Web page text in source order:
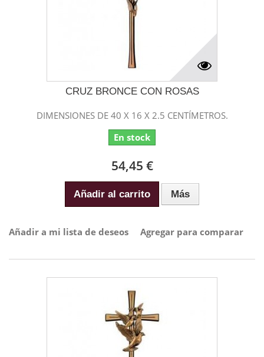
CRUZ BRONCE CON ROSAS
DIMENSIONES DE 40 X 16 X 2.5 CENTÍMETROS.
En stock
54,45 €
Añadir al carrito Más
Añadir a mi lista de deseos Agregar para comparar